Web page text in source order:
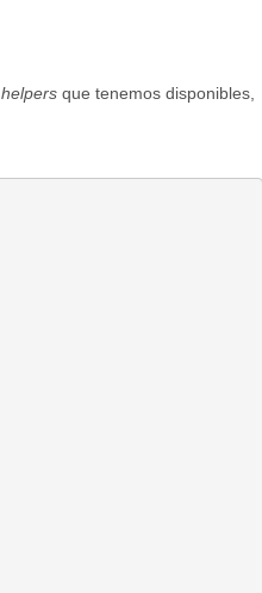
helpers que tenemos disponibles,